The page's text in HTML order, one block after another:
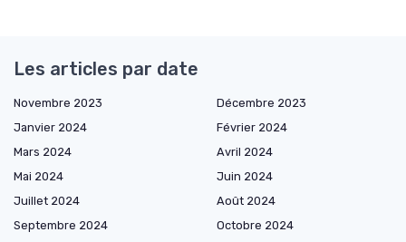
Les articles par date
Novembre 2023
Décembre 2023
Janvier 2024
Février 2024
Mars 2024
Avril 2024
Mai 2024
Juin 2024
Juillet 2024
Août 2024
Septembre 2024
Octobre 2024